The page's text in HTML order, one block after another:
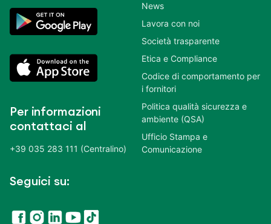
Per informazioni
contattaci al
+39 035 283 111 (Centralino)
Seguici su:
News
Lavora con noi
Società trasparente
Etica e Compliance
Codice di comportamento per
i fornitori
Politica qualità sicurezza e
ambiente (QSA)
Ufficio Stampa e
Comunicazione